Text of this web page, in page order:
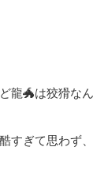
龍🐲は狡猾なん
すぎて思わず、